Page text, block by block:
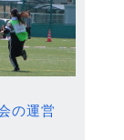
の運営